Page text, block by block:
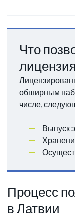
Что
обширным
числе,
Выпуск
Процесс
в Латвии